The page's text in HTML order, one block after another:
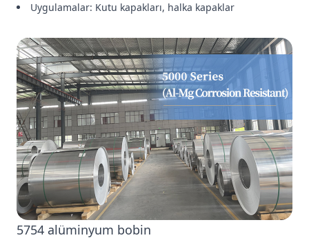
Uygulamalar: Kutu kapakları, halka kapaklar
5754 alüminyum bobin